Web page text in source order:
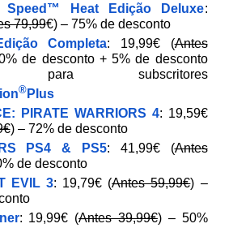
Speed™ Heat Edição Deluxe:
79,99€) – 75% de desconto
Completa: 19,99€ (Antes
de desconto + 5% de desconto
para subscritores
®Plus
PIRATE WARRIORS 4: 19,59€
) – 72% de desconto
PS4 & PS5: 41,99€ (Antes
de desconto
EVIL 3: 19,79€ (Antes 59,99€) –
: 19,99€ (Antes 39,99€) – 50%